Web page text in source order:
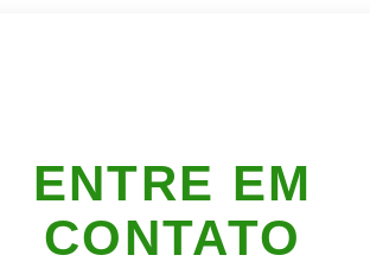
ENTRE EM
CONTATO